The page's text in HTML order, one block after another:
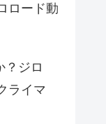
ロード動
？ジロ
ライマ